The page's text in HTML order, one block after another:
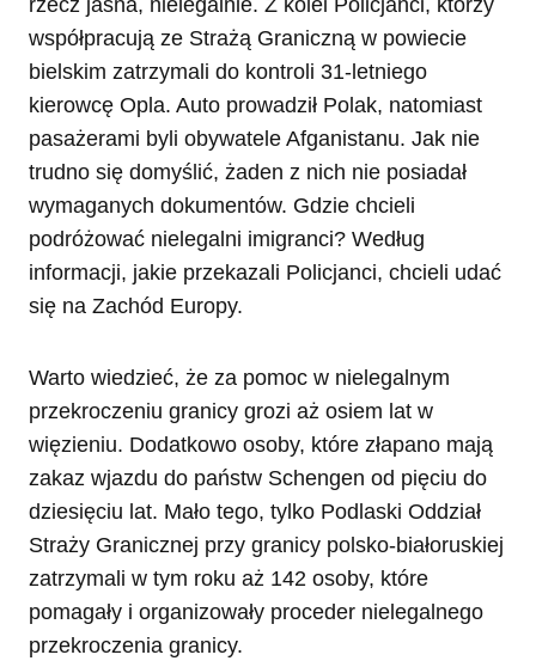
rzecz jasna, nielegalnie. Z kolei Policjanci, którzy
współpracują ze Strażą Graniczną w powiecie
bielskim zatrzymali do kontroli 31-letniego
kierowcę Opla. Auto prowadził Polak, natomiast
pasażerami byli obywatele Afganistanu. Jak nie
trudno się domyślić, żaden z nich nie posiadał
wymaganych dokumentów. Gdzie chcieli
podróżować nielegalni imigranci? Według
informacji, jakie przekazali Policjanci, chcieli udać
się na Zachód Europy.
Warto wiedzieć, że za pomoc w nielegalnym
przekroczeniu granicy grozi aż osiem lat w
więzieniu. Dodatkowo osoby, które złapano mają
zakaz wjazdu do państw Schengen od pięciu do
dziesięciu lat. Mało tego, tylko Podlaski Oddział
Straży Granicznej przy granicy polsko-białoruskiej
zatrzymali w tym roku aż 142 osoby, które
pomagały i organizowały proceder nielegalnego
przekroczenia granicy.